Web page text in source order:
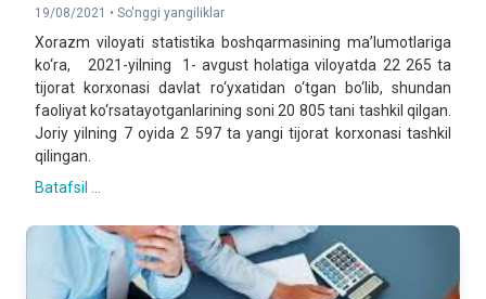
19/08/2021 • So'nggi yangiliklar
Xorazm viloyati statistika boshqarmasining ma’lumotlariga
ko‘ra, 2021-yilning 1- avgust holatiga viloyatda 22 265 ta
tijorat korxonasi davlat ro‘yxatidan o‘tgan bo‘lib, shundan
faoliyat ko‘rsatayotganlarining soni 20 805 tani tashkil qilgan.
Joriy yilning 7 oyida 2 597 ta yangi tijorat korxonasi tashkil
qilingan.
Batafsil ...